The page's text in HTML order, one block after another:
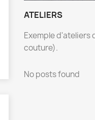
ATELIERS
Exemple d'ateliers
couture).
No posts found